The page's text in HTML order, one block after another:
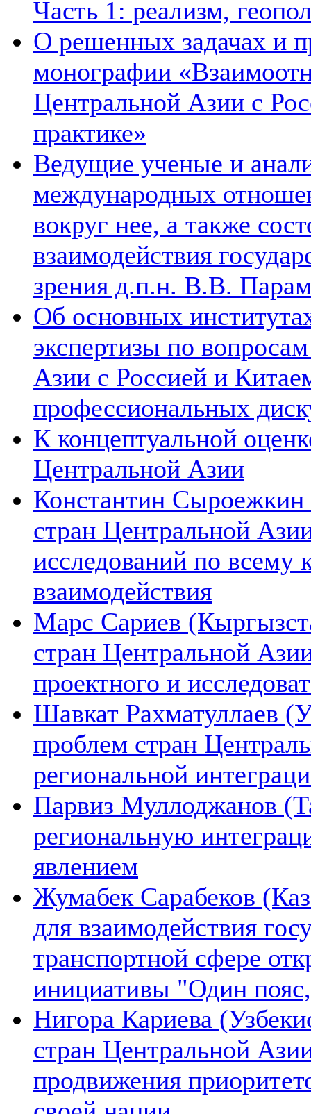
Часть 1: реализм,
О решенных задачах и
монографии
Центральной Азии с
практике»
Ведущие ученые и
международных
вокруг нее, а также
взаимодействия
зрения д.п.н. В.В.
Об основных
экспертизы по
Азии с Россией и
профессиональных
К концептуальной
Центральной Азии
Константин Сыроежкин
стран Центральной
исследований по всему
взаимодействия
Марс Сариев
стран Центральной
проектного и
Шавкат Рахматуллаев
проблем стран
региональной
Парвиз Муллоджанов
региональную
явлением
Жумабек Сарабеков
для взаимодействия
транспортной сфере
инициативы "Один
Нигора Кариева
стран Центральной
продвижения